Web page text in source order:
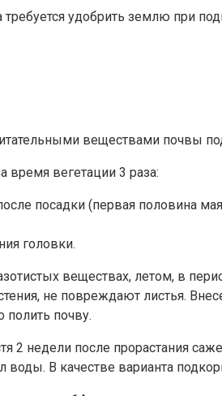
удобрить землю при
веществами почвы
время вегетации 3 раза:
посадки (первая половина
головки.
веществах, летом, в
не повреждают листья.
полить почву.
2 недели после прорастания
воды. В качестве варианта